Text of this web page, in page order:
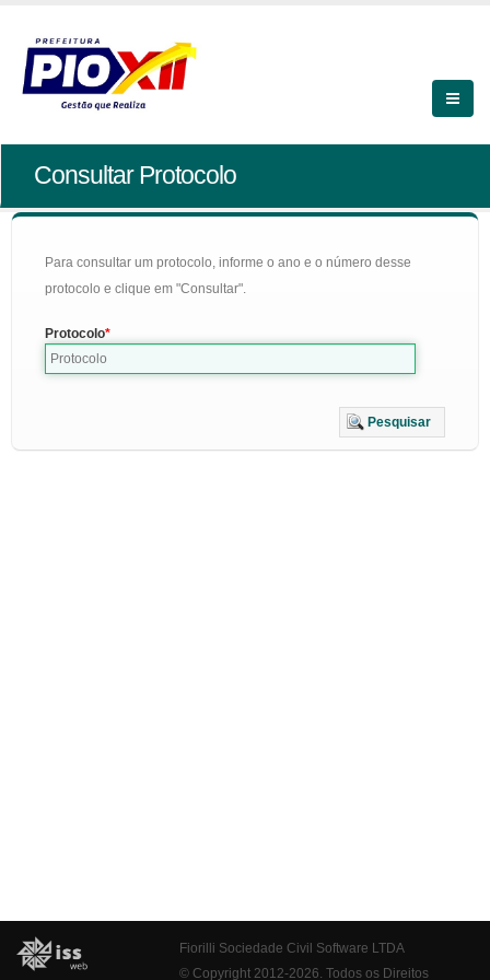
Consultar Protocolo
Para consultar um protocolo, informe o ano e o número desse
protocolo e clique em "Consultar".
Protocolo
Pesquisar
Fiorilli Sociedade Civil Software LTDA
© Copyright 2012-2026. Todos os Direitos